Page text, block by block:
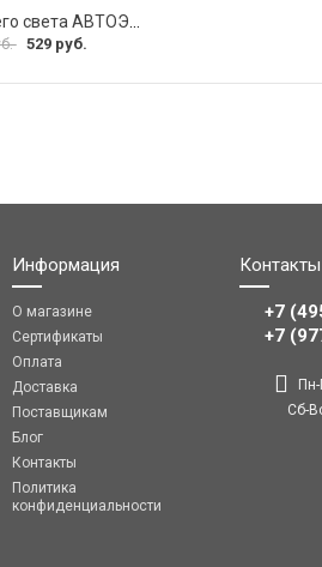
529 руб.
Информация
О магазине
Сертификаты
Оплата
Доставка
Поставщикам
Блог
Контакты
Политика
конфиденциальности
Контакты
+7
‎‎+7
Сб-